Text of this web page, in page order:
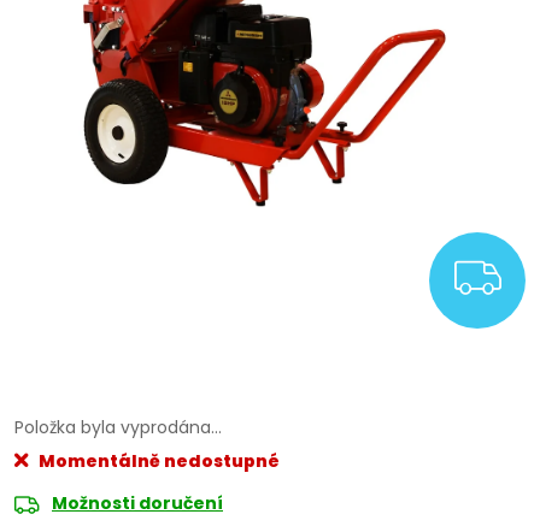
Položka byla vyprodána…
Momentálně nedostupné
Možnosti doručení